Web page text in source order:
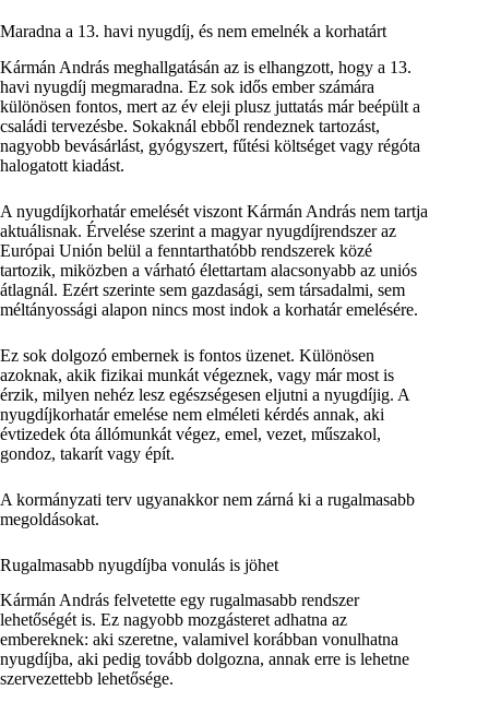
Maradna a 13. havi nyugdíj, és nem emelnék a korhatárt
Kármán András meghallgatásán az is elhangzott, hogy a 13.
havi nyugdíj megmaradna. Ez sok idős ember számára
különösen fontos, mert az év eleji plusz juttatás már beépült a
családi tervezésbe. Sokaknál ebből rendeznek tartozást,
nagyobb bevásárlást, gyógyszert, fűtési költséget vagy régóta
halogatott kiadást.
A nyugdíjkorhatár emelését viszont Kármán András nem tartja
aktuálisnak. Érvelése szerint a magyar nyugdíjrendszer az
Európai Unión belül a fenntarthatóbb rendszerek közé
tartozik, miközben a várható élettartam alacsonyabb az uniós
átlagnál. Ezért szerinte sem gazdasági, sem társadalmi, sem
méltányossági alapon nincs most indok a korhatár emelésére.
Ez sok dolgozó embernek is fontos üzenet. Különösen
azoknak, akik fizikai munkát végeznek, vagy már most is
érzik, milyen nehéz lesz egészségesen eljutni a nyugdíjig. A
nyugdíjkorhatár emelése nem elméleti kérdés annak, aki
évtizedek óta állómunkát végez, emel, vezet, műszakol,
gondoz, takarít vagy épít.
A kormányzati terv ugyanakkor nem zárná ki a rugalmasabb
megoldásokat.
Rugalmasabb nyugdíjba vonulás is jöhet
Kármán András felvetette egy rugalmasabb rendszer
lehetőségét is. Ez nagyobb mozgásteret adhatna az
embereknek: aki szeretne, valamivel korábban vonulhatna
nyugdíjba, aki pedig tovább dolgozna, annak erre is lehetne
szervezettebb lehetősége.